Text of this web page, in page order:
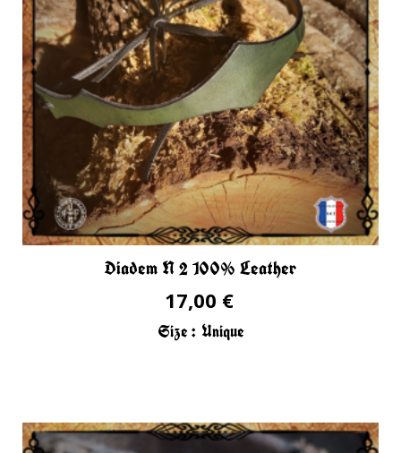
Diadem N 2 100% Leather
17,00 €
Size : Unique